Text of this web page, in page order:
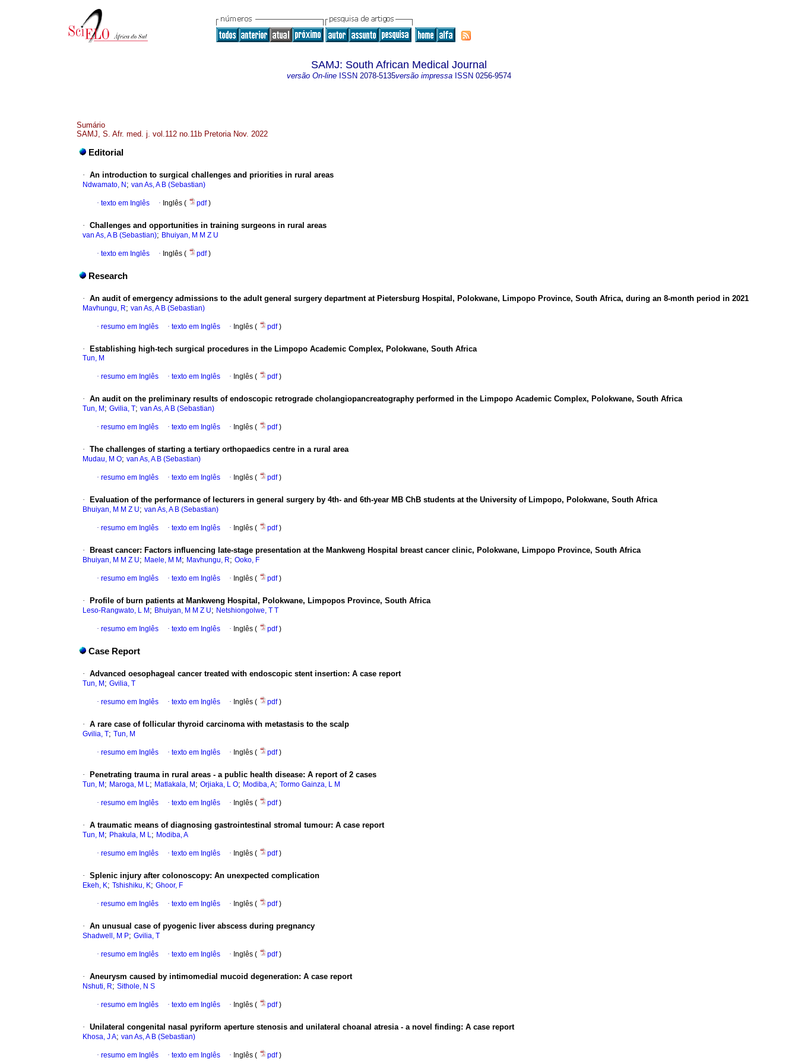
SAMJ: South African Medical Journal
versão On-line ISSN 2078-5135versão impressa ISSN 0256-9574
Sumário
SAMJ, S. Afr. med. j. vol.112 no.11b Pretoria Nov. 2022
Editorial
· An introduction to surgical challenges and priorities in rural areas
Ndwamato, N ; van As, A Β (Sebastian)
· texto em Inglês · Inglês ( pdf)
· Challenges and opportunities in training surgeons in rural areas
van As, A Β (Sebastian); Bhuiyan, M M Z U
· texto em Inglês · Inglês ( pdf)
Research
· An audit of emergency admissions to the adult general surgery department at Pietersburg Hospital, Polokwane, Limpopo Province, South Africa, during an 8-month period in 2021
Mavhungu, R; van As, A B (Sebastian)
· resumo em Inglês · texto em Inglês · Inglês ( pdf)
· Establishing high-tech surgical procedures in the Limpopo Academic Complex, Polokwane, South Africa
Tun, M
· resumo em Inglês · texto em Inglês · Inglês ( pdf)
· An audit on the preliminary results of endoscopic retrograde cholangiopancreatography performed in the Limpopo Academic Complex, Polokwane, South Africa
Tun, M ; Gvilia, T; van As, A B (Sebastian)
· resumo em Inglês · texto em Inglês · Inglês ( pdf)
· The challenges of starting a tertiary orthopaedics centre in a rural area
Mudau, M O; van As, A B (Sebastian)
· resumo em Inglês · texto em Inglês · Inglês ( pdf)
· Evaluation of the performance of lecturers in general surgery by 4th- and 6th-year MB ChB students at the University of Limpopo, Polokwane, South Africa
Bhuiyan, M M Z U; van As, A B (Sebastian)
· resumo em Inglês · texto em Inglês · Inglês ( pdf)
· Breast cancer: Factors influencing late-stage presentation at the Mankweng Hospital breast cancer clinic, Polokwane, Limpopo Province, South Africa
Bhuiyan, M M Z U; Maele, M M ; Mavhungu, R; Ooko, F
· resumo em Inglês · texto em Inglês · Inglês ( pdf)
· Profile of burn patients at Mankweng Hospital, Polokwane, Limpopos Province, South Africa
Leso-Rangwato, L M ; Bhuiyan, M M Z U; Netshiongolwe, T T
· resumo em Inglês · texto em Inglês · Inglês ( pdf)
Case Report
· Advanced oesophageal cancer treated with endoscopic stent insertion: A case report
Tun, M ; Gvilia, T
· resumo em Inglês · texto em Inglês · Inglês ( pdf)
· A rare case of follicular thyroid carcinoma with metastasis to the scalp
Gvilia, T; Tun, M
· resumo em Inglês · texto em Inglês · Inglês ( pdf)
· Penetrating trauma in rural areas - a public health disease: A report of 2 cases
Tun, M ; Maroga, M L; Matlakala, M ; Orjiaka, L O; Modiba, A; Tormo Gainza, L M
· resumo em Inglês · texto em Inglês · Inglês ( pdf)
· A traumatic means of diagnosing gastrointestinal stromal tumour: A case report
Tun, M ; Phakula, M L; Modiba, A
· resumo em Inglês · texto em Inglês · Inglês ( pdf)
· Splenic injury after colonoscopy: An unexpected complication
Ekeh, K; Tshishiku, K; Ghoor, F
· resumo em Inglês · texto em Inglês · Inglês ( pdf)
· An unusual case of pyogenic liver abscess during pregnancy
Shadwell, M P; Gvilia, T
· resumo em Inglês · texto em Inglês · Inglês ( pdf)
· Aneurysm caused by intimomedial mucoid degeneration: A case report
Nshuti, R; Sithole, N S
· resumo em Inglês · texto em Inglês · Inglês ( pdf)
· Unilateral congenital nasal pyriform aperture stenosis and unilateral choanal atresia - a novel finding: A case report
Khosa, J A; van As, A B (Sebastian)
· resumo em Inglês · texto em Inglês · Inglês ( pdf)